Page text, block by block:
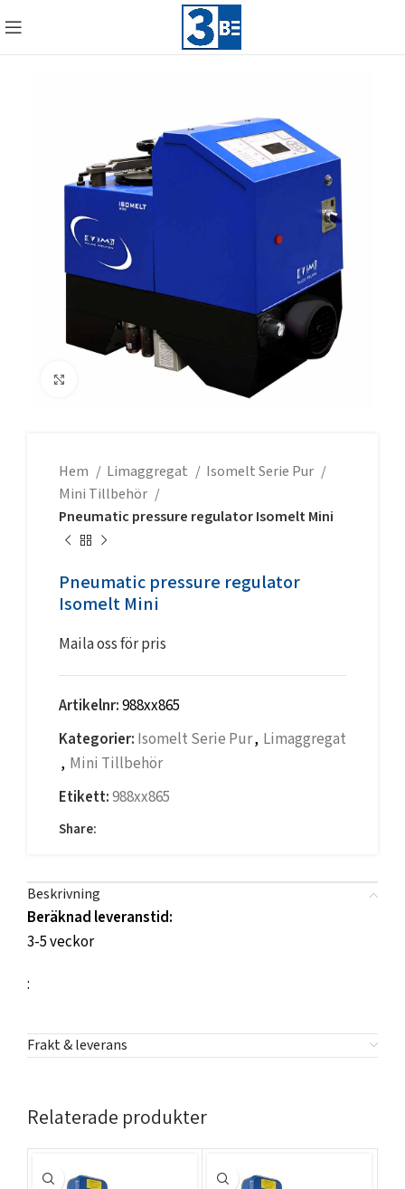
Hem Limaggregat
Isomelt Serie Pur
Mini Tillbehör
Pneumatic pressure regulator Isomelt Mini
Pneumatic pressure regulator
Isomelt Mini
Maila oss för pris
Artikelnr:988xx865
Kategorier: Isomelt Serie Pur, Limaggregat
, Mini Tillbehör
Etikett:988xx865
Share:
Beskrivning
Beräknad leveranstid:
3-5 veckor
:
Frakt & leverans
Relaterade produkter